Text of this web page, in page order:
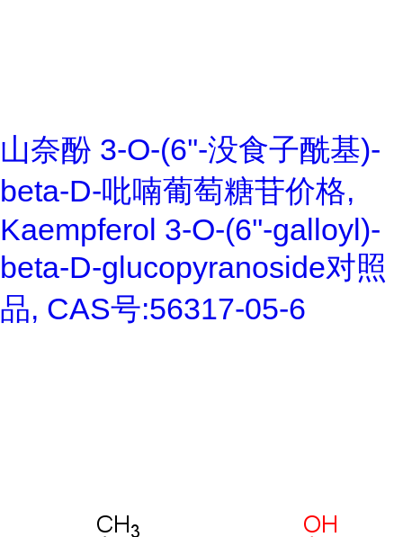
山奈酚 3-O-(6''-没食子酰基)-
beta-D-吡喃葡萄糖苷价格,
Kaempferol 3-O-(6''-galloyl)-
beta-D-glucopyranoside对照
品, CAS号:56317-05-6